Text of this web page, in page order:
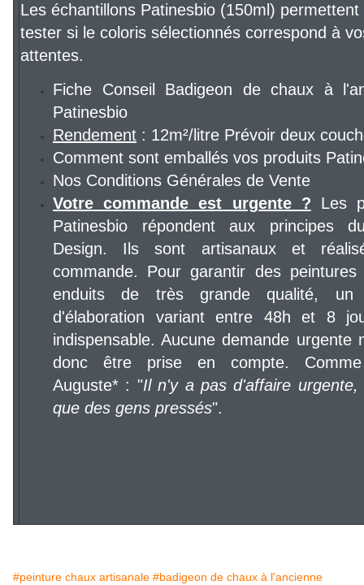
Les échantillons Patinesbio (150ml) permettent
tester si le coloris sélectionnés correspond à
attentes.
Fiche Conseil Badigeon de chaux à
Patinesbio
Rendement : 12m²/litre Prévoir deux
Comment sont emballés vos produits
Nos Conditions Générales de Vente
Votre commande est urgente ? Les
Patinesbio répondent aux principes
Design. Ils sont artisanaux et
commande. Pour garantir des
enduits de très grande qualité, un
d'élaboration variant entre 48h et 8
indispensable. Aucune demande urgente
donc être prise en compte.
Auguste* : "Il n'y a pas d'affaire
que des gens pressés".
#peinture chaux artisanale #badigeon de chaux à l'ancienne